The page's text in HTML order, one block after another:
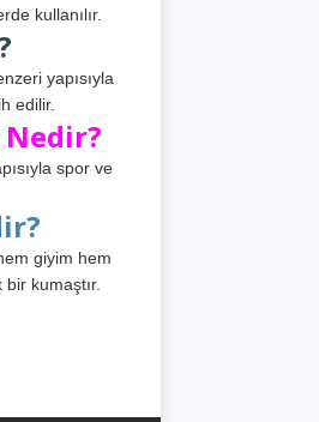
kullanılır.
yapısıyla
edilir.
spor ve
giyim hem
kumaştır.